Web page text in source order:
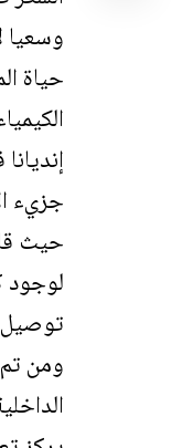
وسعيا
حياة
جزيء
حيث
لوجود
ومن